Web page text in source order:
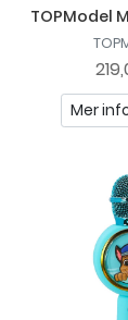
TOPModel
Mer